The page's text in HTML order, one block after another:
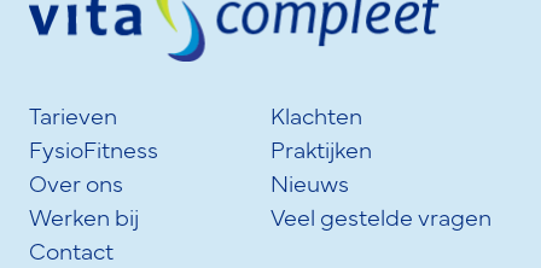
Tarieven
Klachten
FysioFitness
Praktijken
Over ons
Nieuws
Werken bij
Veel gestelde vragen
Contact